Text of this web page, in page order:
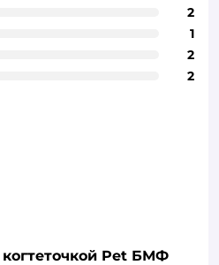
2
1
2
2
Pet БМФ